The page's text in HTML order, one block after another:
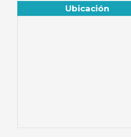
Ubicación